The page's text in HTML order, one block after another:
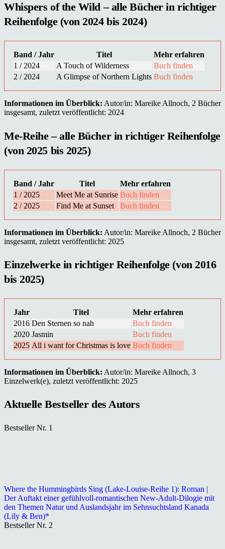
Whispers of the Wild – alle Bücher in richtiger
Reihenfolge (von 2024 bis 2024)
Band / Jahr Titel
Mehr erfahren
1 / 2024
A Touch of Wilderness
Buch finden
2 / 2024
A Glimpse of Northern Lights Buch finden
Informationen im Überblick: Autor/in: Mareike Allnoch, 2 Bücher
insgesamt, zuletzt veröffentlicht: 2024
Me-Reihe – alle Bücher in richtiger Reihenfolge
(von 2025 bis 2025)
Band / Jahr Titel
Mehr erfahren
1 / 2025
Meet Me at Sunrise Buch finden
2 / 2025
Find Me at Sunset Buch finden
Informationen im Überblick: Autor/in: Mareike Allnoch, 2 Bücher
insgesamt, zuletzt veröffentlicht: 2025
Einzelwerke in richtiger Reihenfolge (von 2016
bis 2025)
Jahr Titel
Mehr erfahren
2016 Den Sternen so nah
Buch finden
2020 Jasmin
Buch finden
2025 All i want for Christmas is love Buch finden
Informationen im Überblick: Autor/in: Mareike Allnoch, 3
Einzelwerk(e), zuletzt veröffentlicht: 2025
Aktuelle Bestseller des Autors
Bestseller Nr. 1
Where the Hummingbirds Sing (Lake-Louise-Reihe 1): Roman |
Der Auftakt einer gefühlvoll-romantischen New-Adult-Dilogie mit
den Themen Natur und Auslandsjahr im Sehnsuchtsland Kanada
(Lily & Ben)*
Bestseller Nr. 2